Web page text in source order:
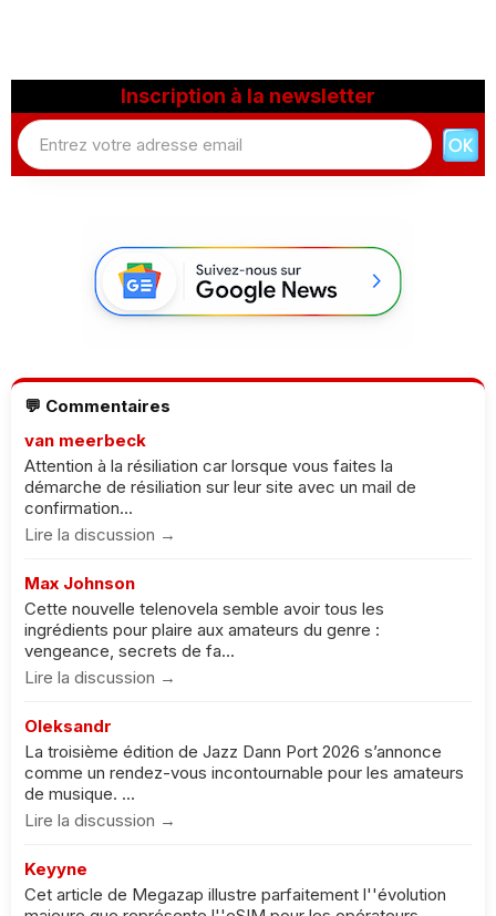
Inscription à la newsletter
💬 Commentaires
van meerbeck
Attention à la résiliation car lorsque vous faites la
démarche de résiliation sur leur site avec un mail de
confirmation...
Lire la discussion →
Max Johnson
Cette nouvelle telenovela semble avoir tous les
ingrédients pour plaire aux amateurs du genre :
vengeance, secrets de fa...
Lire la discussion →
Oleksandr
La troisième édition de Jazz Dann Port 2026 s’annonce
comme un rendez-vous incontournable pour les amateurs
de musique. ...
Lire la discussion →
Keyyne
Cet article de Megazap illustre parfaitement l''évolution